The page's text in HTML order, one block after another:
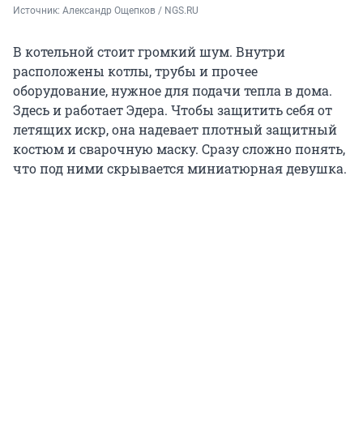
Источник: Александр Ощепков / NGS.RU
В котельной стоит громкий шум. Внутри
расположены котлы, трубы и прочее
оборудование, нужное для подачи тепла в дома.
Здесь и работает Эдера. Чтобы защитить себя от
летящих искр, она надевает плотный защитный
костюм и сварочную маску. Сразу сложно понять,
что под ними скрывается миниатюрная девушка.